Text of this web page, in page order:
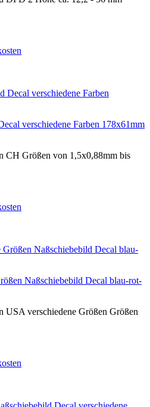
verschiedene Farben 178x61mm
CH Größen von 1,5x0,88mm bis
Naßschiebebild Decal blau-rot-
USA verschiedene Größen Größen